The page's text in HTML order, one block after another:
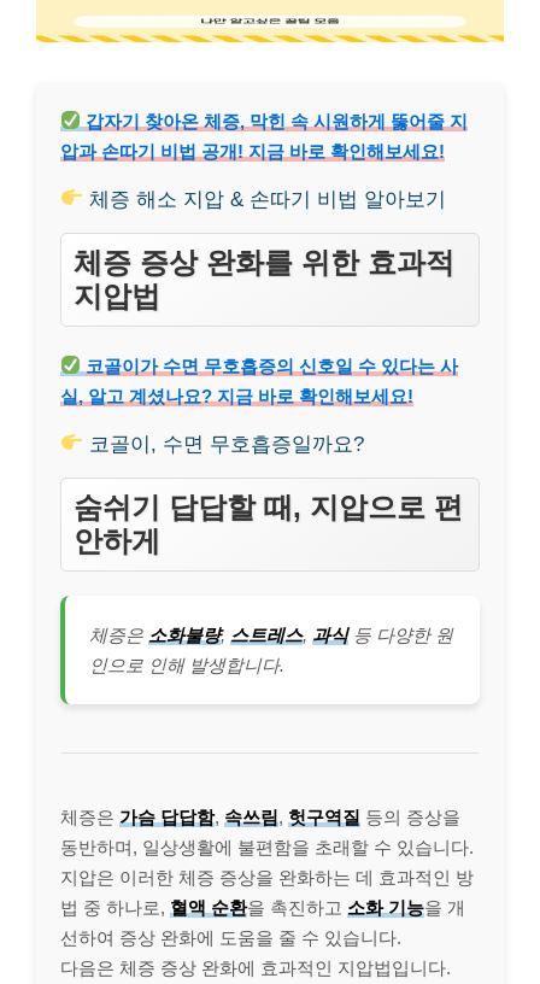
갑자기 찾아온 체증, 막힌 속 시원하게 뚫어줄 지
압과 손따기 비법 공개! 지금 바로 확인해보세요!
체증 해소 지압 & 손따기 비법 알아보기
체증 증상 완화를 위한 효과적
지압법
코골이가 수면 무호흡증의 신호일 수 있다는 사
실, 알고 계셨나요? 지금 바로 확인해보세요!
코골이, 수면 무호흡증일까요?
숨쉬기 답답할 때, 지압으로 편
안하게
체증은 소화불량, 스트레스, 과식등 다양한 원
인으로 인해 발생합니다.
체증은 가슴 답답함, 속쓰림, 헛구역질 등의 증상을
동반하며, 일상생활에 불편함을 초래할 수 있습니다.
지압은 이러한 체증 증상을 완화하는 데 효과적인 방
법 중 하나로, 혈액 순환을 촉진하고 소화 기능을 개
선하여 증상 완화에 도움을 줄 수 있습니다.
다음은 체증 증상 완화에 효과적인 지압법입니다.